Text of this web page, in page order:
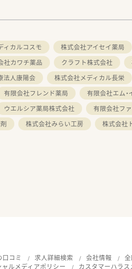
ィカルコスモ 株式会社アイセイ薬局
社カワチ薬品 クラフト株式会社
法人康陽会 株式会社メディカル長栄
有限会社フレンド薬局 有限会社エム・
ウエルシア薬局株式会社 有限会社フ
株式会社みらい工房 株式会社
コミ 求人詳細検索 会社情報
ャルメディアポリシー カスタマーハラ